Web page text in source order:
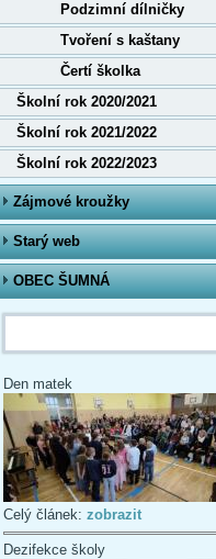
Podzimní dílničky
Tvoření s kaštany
Čertí školka
Školní rok 2020/2021
Školní rok 2021/2022
Školní rok 2022/2023
Zájmové kroužky
Starý web
OBEC ŠUMNÁ
Vyhledávání
Den matek
Celý článek: zobrazit
Dezifekce školy